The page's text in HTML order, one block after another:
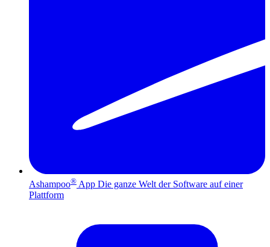
Ashampoo® App Die ganze Welt der Software auf einer
Plattform